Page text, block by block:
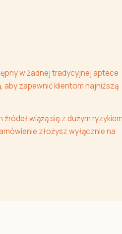
w żadnej tradycyjnej aptece
aby zapewnić klientom najniższą
wiążą się z dużym
złożysz wyłącznie na